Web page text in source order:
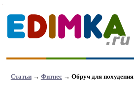
Статьи→ Фитнес→ Обруч для похудения